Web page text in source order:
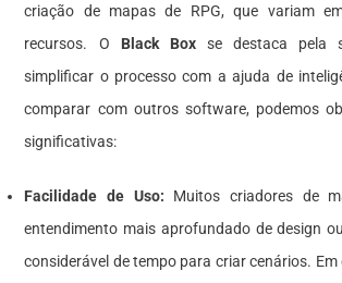
criação de mapas de RPG, que variam
recursos. O Black Boxse destaca pela
simplificar o processo com a ajuda de
comparar com outros software, podemos
significativas:
Facilidade de Uso: Muitos criadores de
entendimento mais aprofundado de design
considerável de tempo para criar cenários.